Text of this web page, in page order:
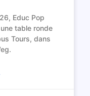
Educ Pop
table ronde
Tours, dans